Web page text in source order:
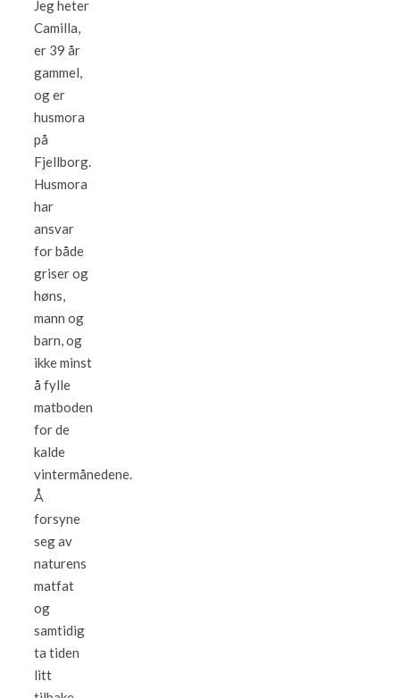
Jeg heter
Camilla,
er 39 år
gammel,
og er
husmora
på
Fjellborg.
Husmora
har
ansvar
for både
griser og
høns,
mann og
barn, og
ikke minst
å fylle
matboden
for de
kalde
vintermånedene.
Å
forsyne
seg av
naturens
matfat
og
samtidig
ta tiden
litt